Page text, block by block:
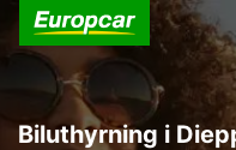
Biluthyrning i